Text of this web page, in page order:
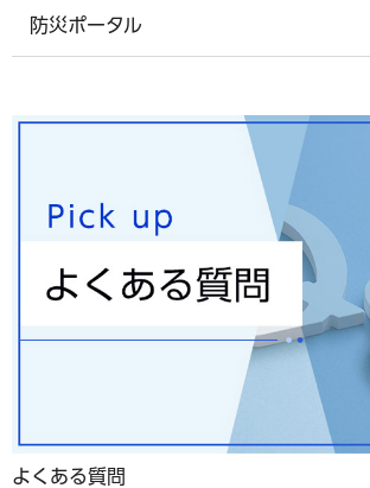
防災ポータル
よくある質問